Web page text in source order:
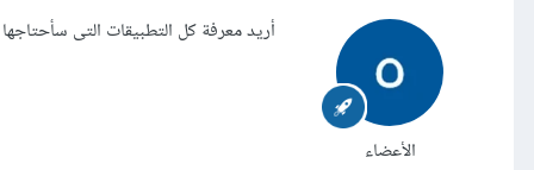
الأعضاء
أريد معرفة كل التطبيقات التى سأحتاجها